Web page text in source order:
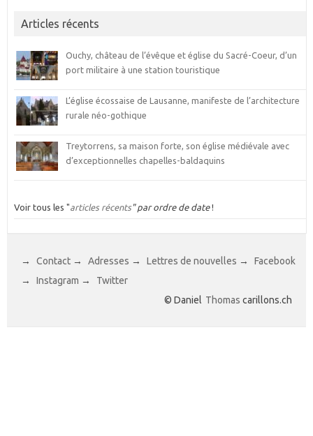
Articles récents
Ouchy, château de l’évêque et église du Sacré-Coeur, d’un
port militaire à une station touristique
L’église écossaise de Lausanne, manifeste de l’architecture
rurale néo-gothique
Treytorrens, sa maison forte, son église médiévale avec
d’exceptionnelles chapelles-baldaquins
Voir tous les "articles récents" par ordre de date!
→ Contact → Adresses → Lettres de nouvelles →
Facebook
→
Instagram →
Twitter
© Daniel Thomas carillons.ch